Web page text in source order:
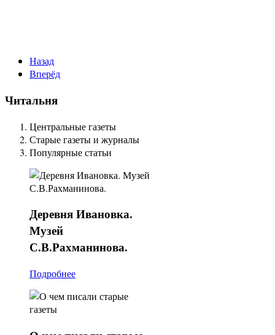
Назад
Вперёд
Читальня
Центральные газеты
Старые газеты и журналы
Популярные статьи
ДеревняИвановка.
Музей
С.В.Рахманинова.
Подробнее